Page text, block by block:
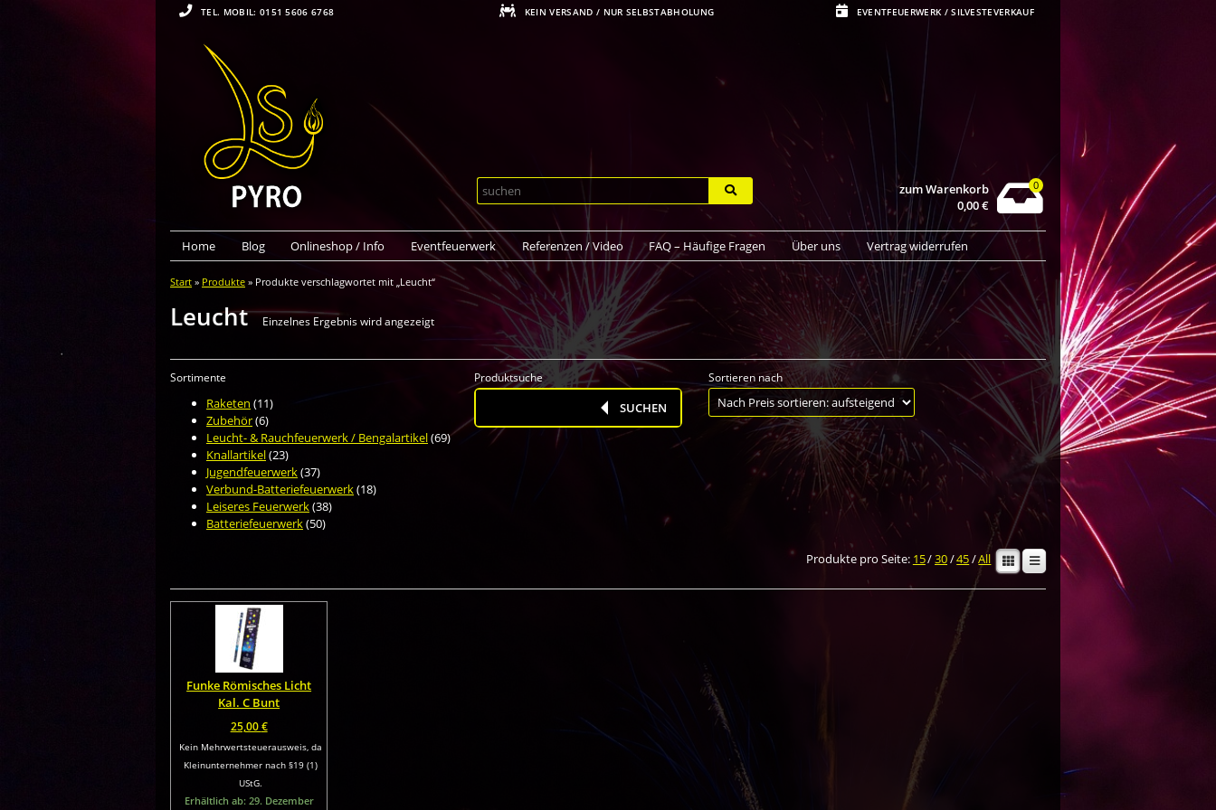
TEL. MOBIL: 0151 5606 6768 KEIN VERSAND / NUR SELBSTABHOLUNG EVENTFEUERWERK / SILVESTEVERKAUF
zum Warenkorb
0,00€
0
Home Blog Onlineshop / Info Eventfeuerwerk Referenzen / Video FAQ – Häufige Fragen Über uns Vertrag widerrufen
Start » Produkte » Produkte verschlagwortet mit „Leucht“
Leucht Einzelnes Ergebnis wird angezeigt
Sortimente
Raketen (11)
Zubehör(6)
Leucht- & Rauchfeuerwerk / Bengalartikel(69)
Knallartikel(23)
Jugendfeuerwerk(37)
Verbund-Batteriefeuerwerk(18)
Leiseres Feuerwerk(38)
Batteriefeuerwerk(50)
Produktsuche
Products
SUCHEN
Sortieren nach
Produkte pro Seite: 15/30/45/All
Funke Römisches Licht
Kal. C Bunt
25,00€
Kein Mehrwertsteuerausweis, da
Kleinunternehmer nach §19 (1)
UStG.
Erhältlich ab: 29. Dezember